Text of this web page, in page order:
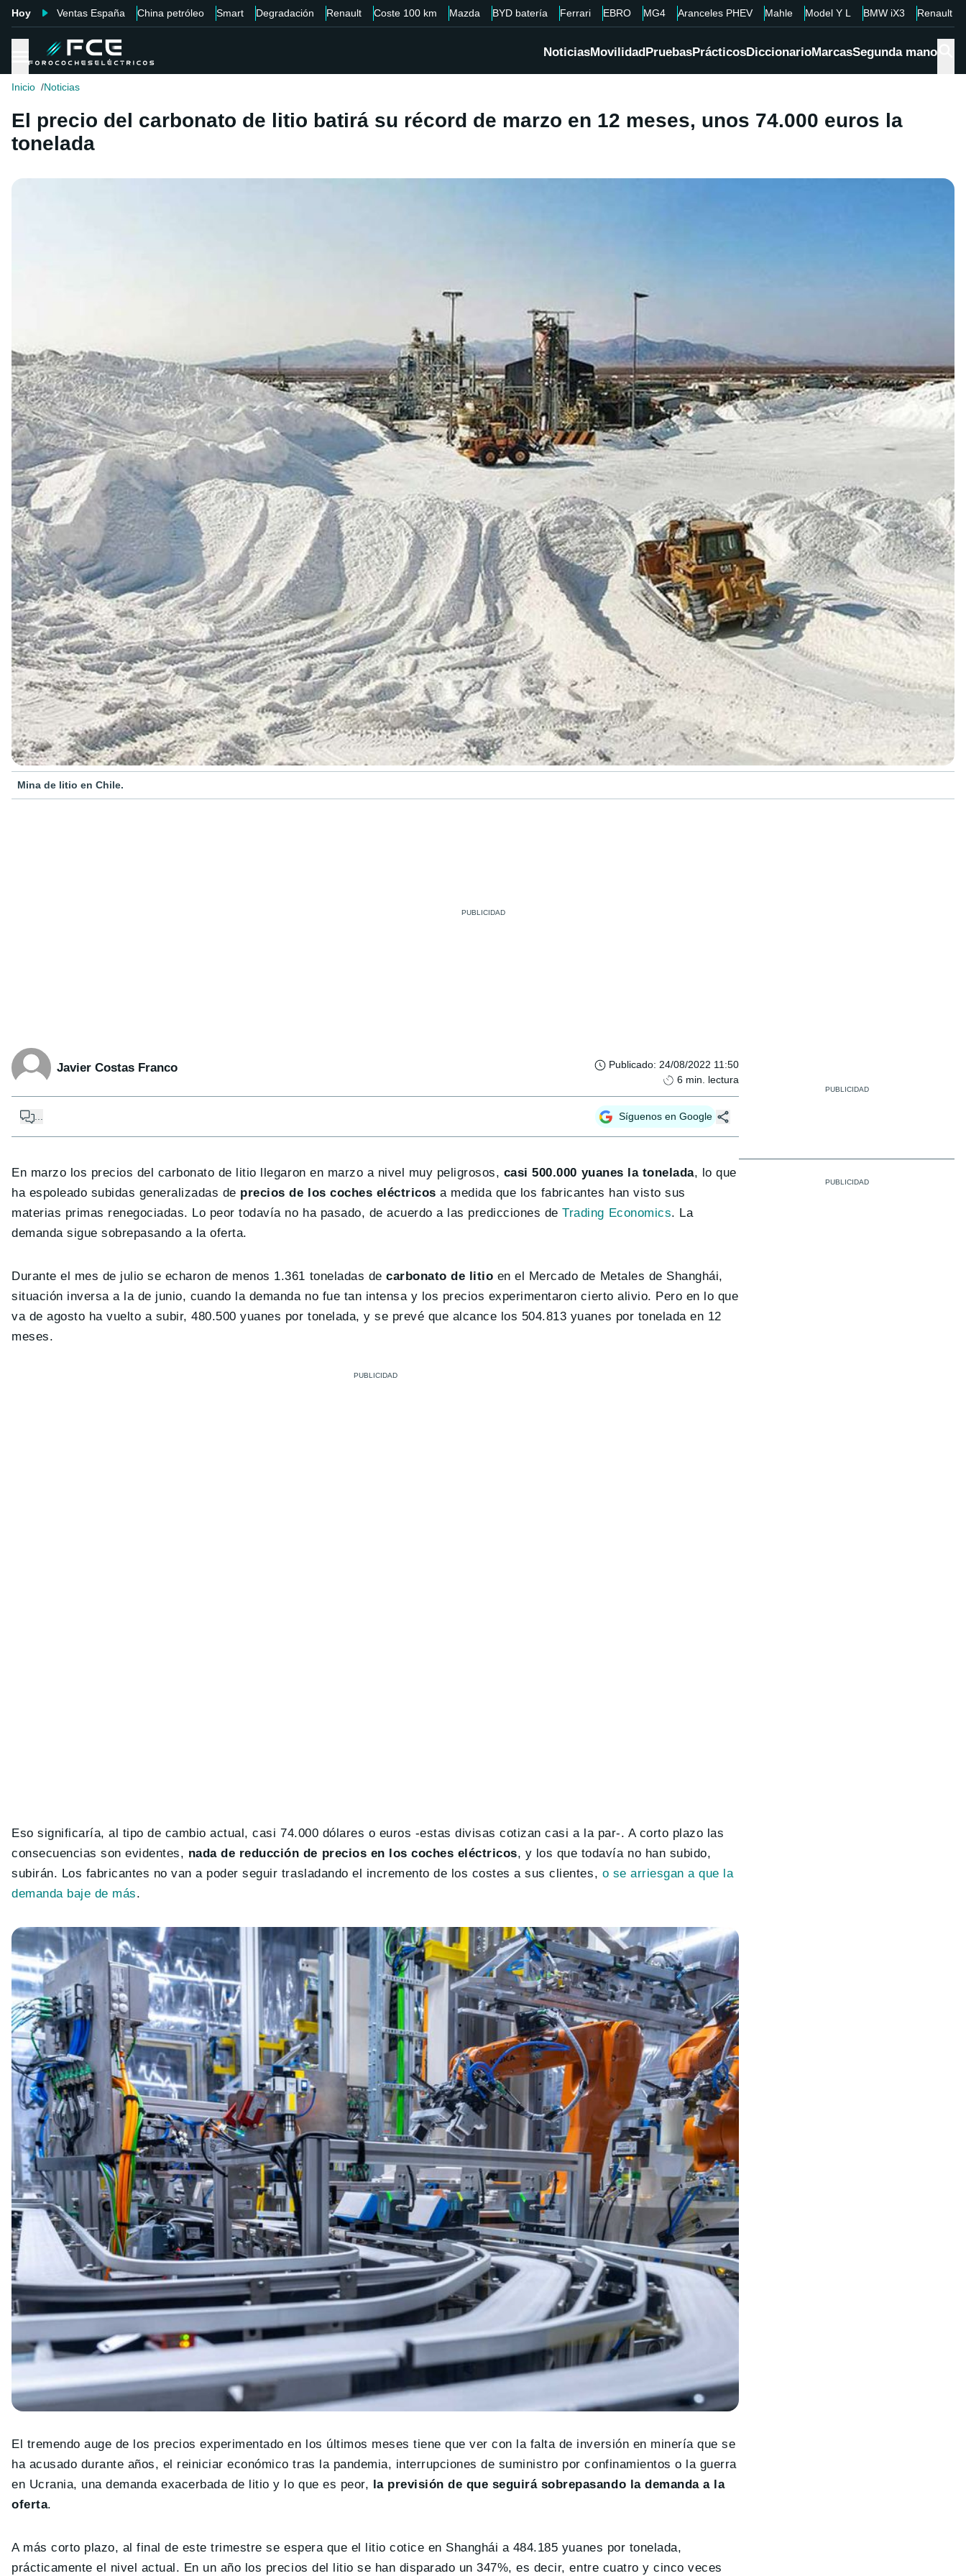
Hoy Ventas España China petróleo Smart Degradación Renault Coste 100 km Mazda BYD batería Ferrari EBRO MG4 Aranceles PHEV Mahle Model Y L BMW iX3 Renault
NoticiasMovilidadPruebasPrácticosDiccionarioMarcasSegunda mano
Inicio Noticias
El precio del carbonato de litio batirá su récord de marzo en 12 meses, unos 74.000 euros la
tonelada
Mina de litio en Chile.
Javier Costas Franco Publicado: 24/08/2022 11:50
6 min. lectura
Síguenos en Google
En marzo los precios del carbonato de litio llegaron en marzo a nivel muy peligrosos, casi 500.000 yuanes la tonelada, lo que
ha espoleado subidas generalizadas de precios de los coches eléctricos a medida que los fabricantes han visto sus
materias primas renegociadas. Lo peor todavía no ha pasado, de acuerdo a las predicciones deTrading Economics. La
demanda sigue sobrepasando a la oferta.
Durante el mes de julio se echaron de menos 1.361 toneladas decarbonato de litio en el Mercado de Metales de Shanghái,
situación inversa a la de junio, cuando la demanda no fue tan intensa y los precios experimentaron cierto alivio. Pero en lo que
va de agosto ha vuelto a subir, 480.500 yuanes por tonelada, y se prevé que alcance los 504.813 yuanes por tonelada en 12
meses.
Eso significaría, al tipo de cambio actual, casi 74.000 dólares o euros -estas divisas cotizan casi a la par-. A corto plazo las
consecuencias son evidentes, nada de reducción de precios en los coches eléctricos, y los que todavía no han subido,
subirán. Los fabricantes no van a poder seguir trasladando el incremento de los costes a sus clientes, o se arriesgan a que la
demanda baje de más.
El tremendo auge de los precios experimentado en los últimos meses tiene que ver con la falta de inversión en minería que se
ha acusado durante años, el reiniciar económico tras la pandemia, interrupciones de suministro por confinamientos o la guerra
en Ucrania, una demanda exacerbada de litio y lo que es peor,
la previsión de que seguirá sobrepasando la demanda a la
oferta.
A más corto plazo, al final de este trimestre se espera que el litio cotice en Shanghái a 484.185 yuanes por tonelada,
prácticamente el nivel actual. En un año los precios del litio se han disparado un 347%, es decir, entre cuatro y cinco veces